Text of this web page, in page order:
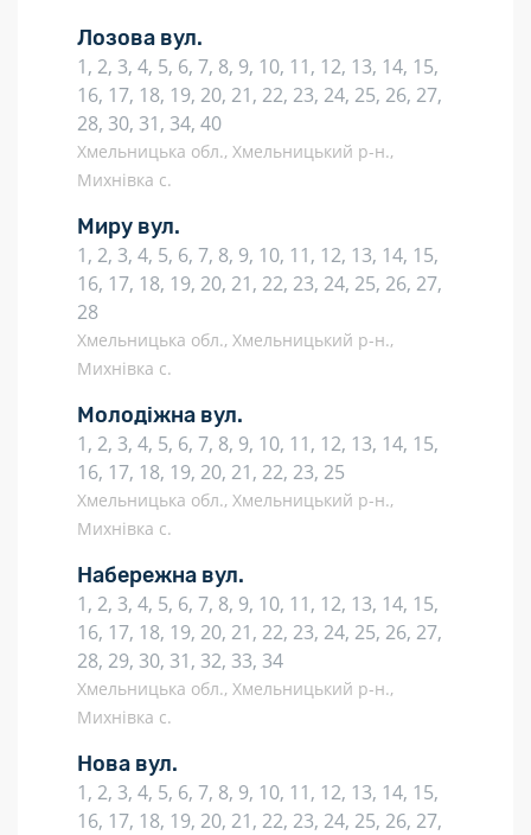
Лозова вул.
1, 2, 3, 4, 5, 6, 7, 8, 9, 10, 11, 12, 13, 14, 15,
16, 17, 18, 19, 20, 21, 22, 23, 24, 25, 26, 27,
28, 30, 31, 34, 40
Хмельницька обл., Хмельницький р-н.,
Михнівка с.
Миру вул.
1, 2, 3, 4, 5, 6, 7, 8, 9, 10, 11, 12, 13, 14, 15,
16, 17, 18, 19, 20, 21, 22, 23, 24, 25, 26, 27,
28
Хмельницька обл., Хмельницький р-н.,
Михнівка с.
Молодіжна вул.
1, 2, 3, 4, 5, 6, 7, 8, 9, 10, 11, 12, 13, 14, 15,
16, 17, 18, 19, 20, 21, 22, 23, 25
Хмельницька обл., Хмельницький р-н.,
Михнівка с.
Набережна вул.
1, 2, 3, 4, 5, 6, 7, 8, 9, 10, 11, 12, 13, 14, 15,
16, 17, 18, 19, 20, 21, 22, 23, 24, 25, 26, 27,
28, 29, 30, 31, 32, 33, 34
Хмельницька обл., Хмельницький р-н.,
Михнівка с.
Нова вул.
1, 2, 3, 4, 5, 6, 7, 8, 9, 10, 11, 12, 13, 14, 15,
16, 17, 18, 19, 20, 21, 22, 23, 24, 25, 26, 27,